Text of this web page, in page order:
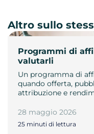
Programmi di
valutarli
Un programma di
quando offerta,
attribuzione e
28 maggio 2026
25 minuti di lettura
Altro sullo